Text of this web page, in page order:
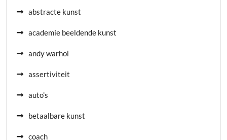
abstracte kunst
academie beeldende kunst
andy warhol
assertiviteit
auto's
betaalbare kunst
coach